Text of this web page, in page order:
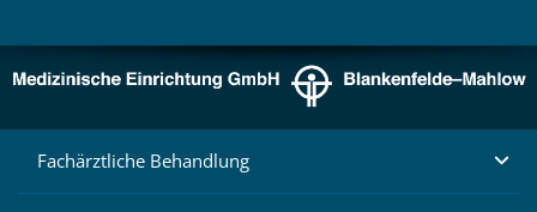
Fachärztliche Behandlung